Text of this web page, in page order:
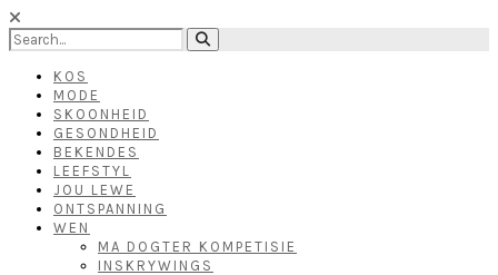
KOS
MODE
SKOONHEID
GESONDHEID
BEKENDES
LEEFSTYL
JOU LEWE
ONTSPANNING
WEN
MA DOGTER KOMPETISIE
INSKRYWINGS